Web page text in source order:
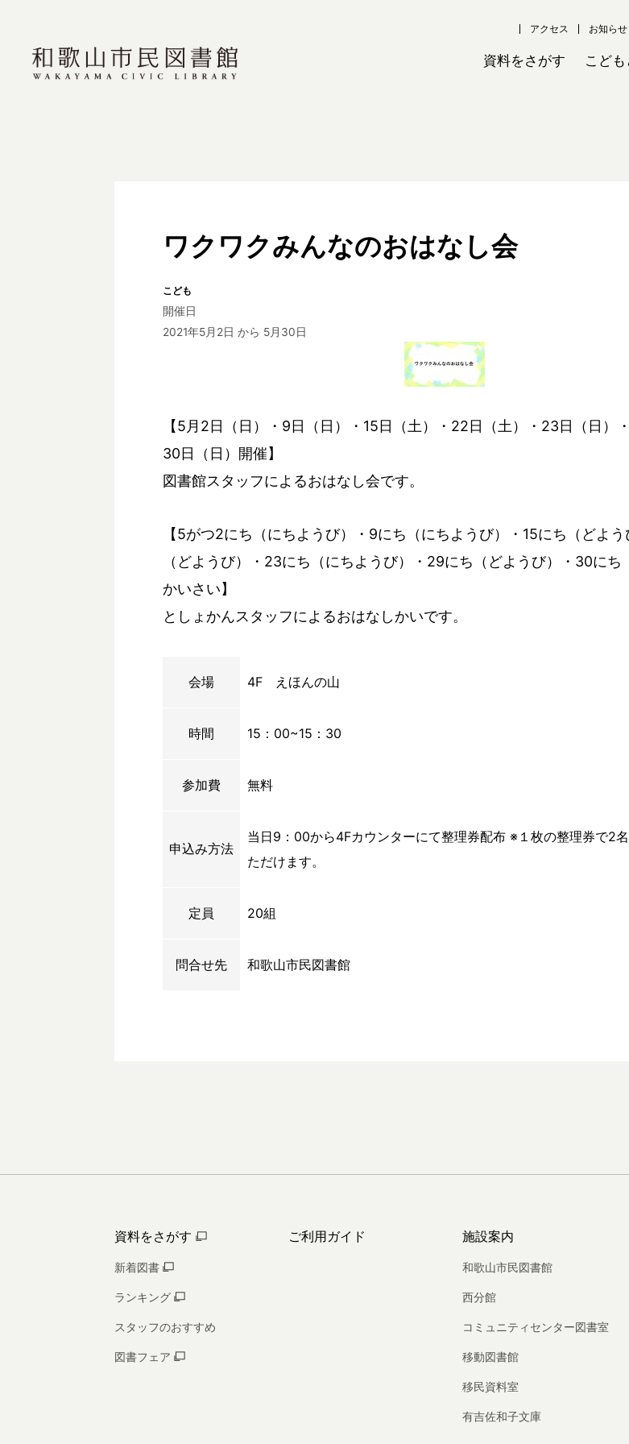
アクセス お知らせ
資料をさがす こど
ワクワクみんなのおはなし会
こども
開催日
2021年5月2日 から 5月30日
【5月2日（日）・9日（日）・15日（土）・22日（土）・23日（日）
30日（日）開催】
図書館スタッフによるおはなし会です。
【5がつ2にち（にちようび）・9にち（にちようび）・15にち（どよ
（どようび）・23にち（にちようび）・29にち（どようび）・30にち
かいさい】
としょかんスタッフによるおはなしかいです。
会場 4F えほんの山
時間 15：00~15：30
参加費 無料
申込み方法
当日9：00から4Fカウンターにて整理券配布 ※１枚の整理券で2
ただけます。
定員 20組
問合せ先 和歌山市民図書館
資料をさがす
新着図書
ランキング
スタッフのおすすめ
図書フェア
ご利用ガイド 施設案内
和歌山市民図書館
西分館
コミュニティセンター図書室
移動図書館
移民資料室
有吉佐和子文庫